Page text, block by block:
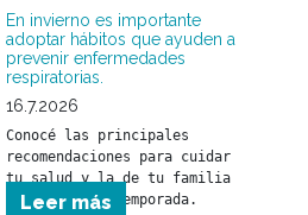
En invierno es importante
adoptar hábitos que ayuden a
prevenir enfermedades
respiratorias.
16.7.2026
Conocé las principales
recomendaciones para cuidar
tu salud y la de tu familia
Leer más